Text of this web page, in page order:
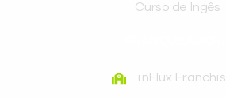
Curso de Ingês
inFlux